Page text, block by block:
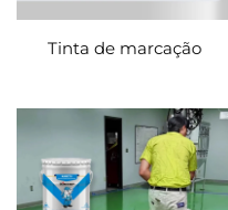
Tinta de marcação